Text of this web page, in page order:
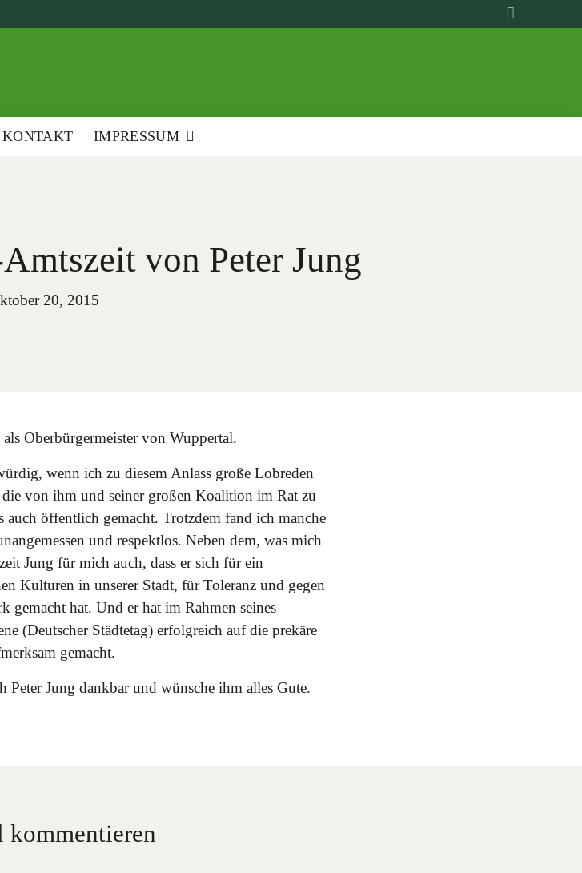
KONTAKT IMPRESSUM
von Peter Jung
20, 2015
Oberbürgermeister von Wuppertal.
wenn ich zu diesem Anlass große Lobreden
von ihm und seiner großen Koalition im Rat zu
öffentlich gemacht. Trotzdem fand ich manche
und respektlos. Neben dem, was mich
Jung für mich auch, dass er sich für ein
Kulturen in unserer Stadt, für Toleranz und gegen
gemacht hat. Und er hat im Rahmen seines
(Deutscher Städtetag) erfolgreich auf die prekäre
gemacht.
Jung dankbar und wünsche ihm alles Gute.